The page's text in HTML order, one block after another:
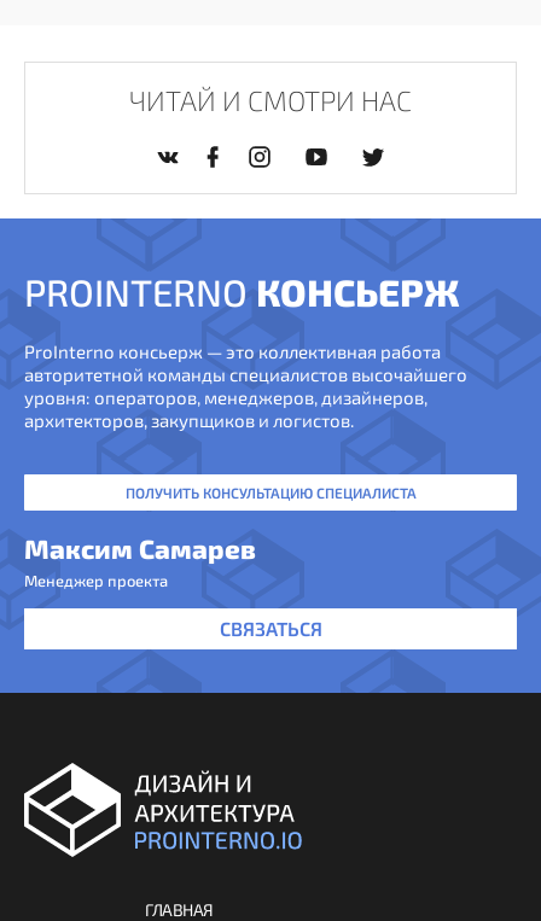
ЧИТАЙ И СМОТРИ НАС
PROINTERNO КОНСЬЕРЖ
ProInterno консьерж — это коллективная работа
авторитетной команды специалистов высочайшего
уровня: операторов, менеджеров, дизайнеров,
архитекторов, закупщиков и логистов.
ПОЛУЧИТЬ КОНСУЛЬТАЦИЮ СПЕЦИАЛИСТА
Максим Самарев
Менеджер проекта
СВЯЗАТЬСЯ
ГЛАВНАЯ